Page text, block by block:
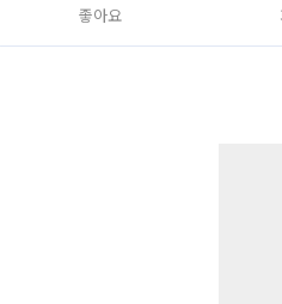
좋아요